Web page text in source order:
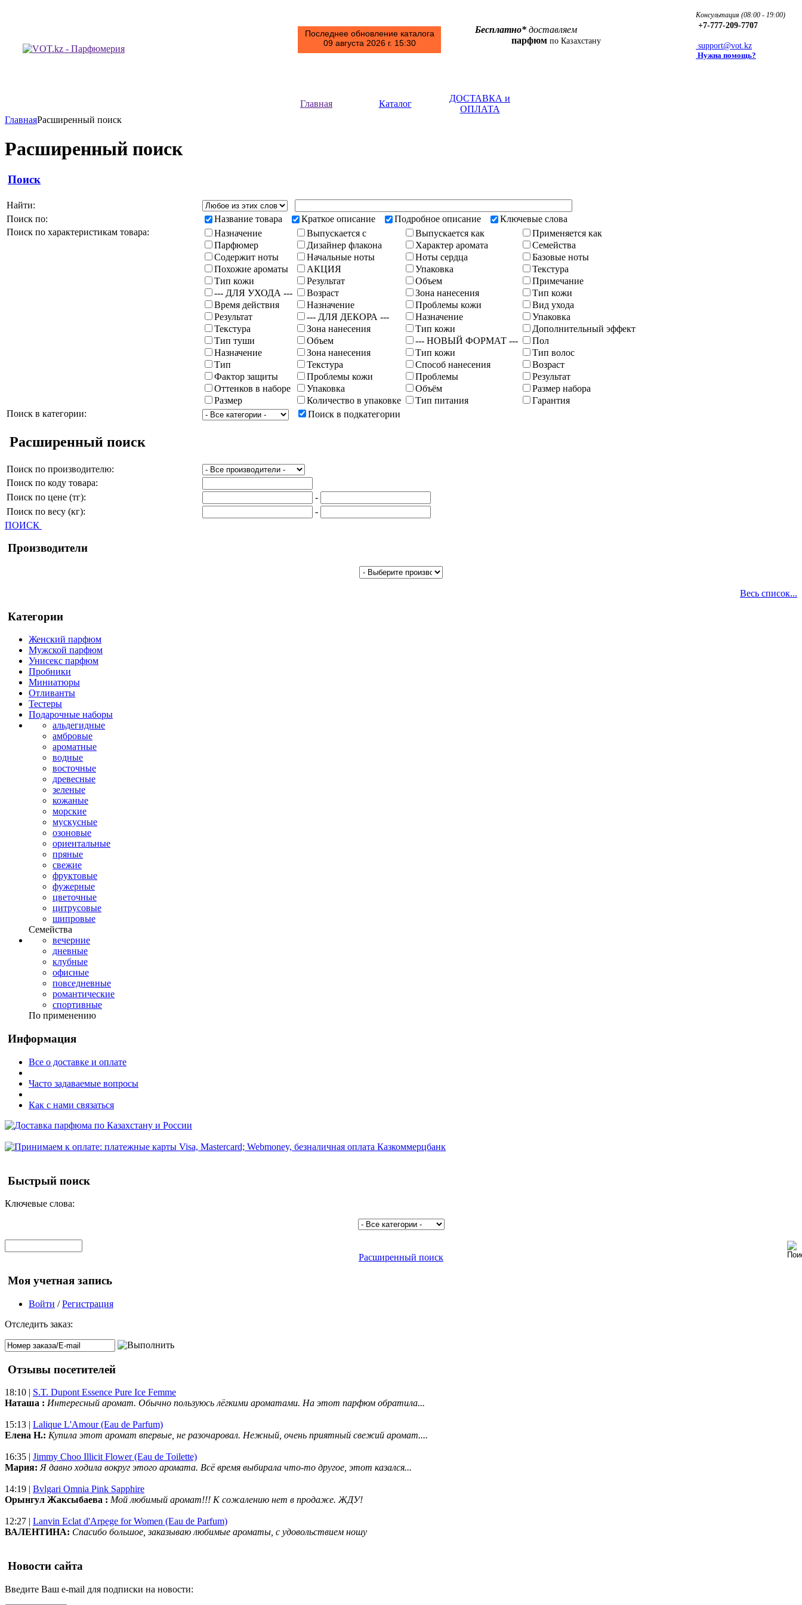
Последнее обновление каталога
09 августа 2026 г. 15:30
Бесплатно* доставляем
парфюм по Казахстану
Консультация (08:00 - 19:00)
+7-777-209-7707
support@vot.kz
Нужна помощь?
Главная Каталог
ДОСТАВКА и
ОПЛАТА
ГлавнаяРасширенный поиск
Расширенный поиск
Поиск
Найти:
Поиск по:
Название товара Краткое описание Подробное описание
Ключевые слова
Поиск по характеристикам товара:
Назначение Выпускается с Выпускается как
Применяется как
Парфюмер
Дизайнер флакона Характер аромата
Семейства
Содержит ноты
Начальные ноты Ноты сердца
Базовые ноты
Похожие ароматы
АКЦИЯ Упаковка
Текстура
Тип кожи
Результат Объем
Примечание
--- ДЛЯ УХОДА ---
Возраст Зона нанесения
Тип кожи
Время действия
Назначение Проблемы кожи
Вид ухода
Результат
--- ДЛЯ ДЕКОРА --- Назначение
Упаковка
Текстура
Зона нанесения Тип кожи
Дополнительный эффект
Тип туши
Объем --- НОВЫЙ ФОРМАТ ---
Пол
Назначение
Зона нанесения Тип кожи
Тип волос
Тип
Текстура Способ нанесения
Возраст
Фактор защиты
Проблемы кожи Проблемы
Результат
Оттенков в наборе
Упаковка Объём
Размер набора
Размер
Количество в упаковке Тип питания
Гарантия
Поиск в категории:
Поиск в подкатегории
Расширенный поиск
Поиск по производителю:
Поиск по коду товара:
Поиск по цене (тг):
-
Поиск по весу (кг):
-
ПОИСК
Производители
Весь список...
Категории
Женский парфюм
Мужской парфюм
Унисекс парфюм
Пробники
Миниатюры
Отливанты
Тестеры
Подарочные наборы
альдегидные
амбровые
ароматные
водные
восточные
древесные
зеленые
кожаные
морские
мускусные
озоновые
ориентальные
пряные
свежие
фруктовые
фужерные
цветочные
цитрусовые
шипровые
Семейства
вечерние
дневные
клубные
офисные
повседневные
романтические
спортивные
По применению
Информация
Все о доставке и оплате
Часто задаваемые вопросы
Как с нами связаться
Быстрый поиск
Ключевые слова:
Расширенный поиск
Моя учетная запись
Войти /Регистрация
Отследить заказ:
Отзывы посетителей
18:10 | S.T. Dupont Essence Pure Ice Femme
Наташа : Интересный аромат. Обычно пользуюсь лёгкими ароматами. На этот парфюм обратила...
15:13 | Lalique L'Amour (Eau de Parfum)
Елена Н.: Купила этот аромат впервые, не разочаровал. Нежный, очень приятный свежий аромат....
16:35 | Jimmy Choo Illicit Flower (Eau de Toilette)
Мария: Я давно ходила вокруг этого аромата. Всё время выбирала что-то другое, этот казался...
14:19 | Bvlgari Omnia Pink Sapphire
Орынгул Жаксыбаева : Мой любимый аромат!!! К сожалению нет в продаже. ЖДУ!
12:27 | Lanvin Eclat d'Arpege for Women (Eau de Parfum)
ВАЛЕНТИНА: Спасибо большое, заказываю любимые ароматы, с удовольствием ношу
Новости сайта
Введите Ваш e-mail для подписки на новости: